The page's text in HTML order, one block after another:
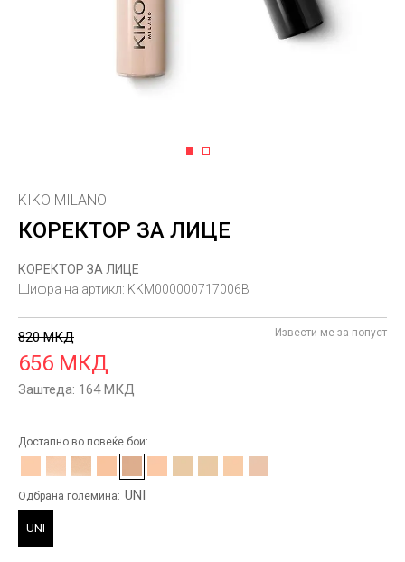
1 2
KIKO MILANO
КОРЕКТОР ЗА ЛИЦЕ
КОРЕКТОР ЗА ЛИЦЕ
Шифра на артикл: KKM000000717006B
820 МКД
656 МКД
Заштеда: 164 МКД
Извести ме за попуст
Достапно во повеќе бои:
Одбрана големина: UNI
UNI